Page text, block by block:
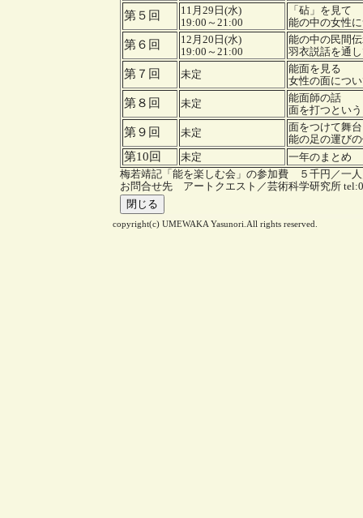
第５回
11月29日(水)
19:00～21:00
「砧」を見て
能の中の女性
第６回
12月20日(水)
19:00～21:00
能の中の民間
羽衣説話を通
第７回 未定
能面を見る
女性の面につ
第８回 未定
能面師の話
面を打つとい
第９回 未定
面をつけて舞
能の足の運び
第10回 未定
一年のまとめ
梅若靖記「能を楽しむ会」の参加費 ５千円／一
お問合せ先 アートクエスト／芸術科学研究所
copyright(c) UMEWAKA Yasunori.All rights reserved.